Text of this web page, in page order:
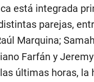
está integrada
parejas,
Marquina;
Farfán y
últimas horas,